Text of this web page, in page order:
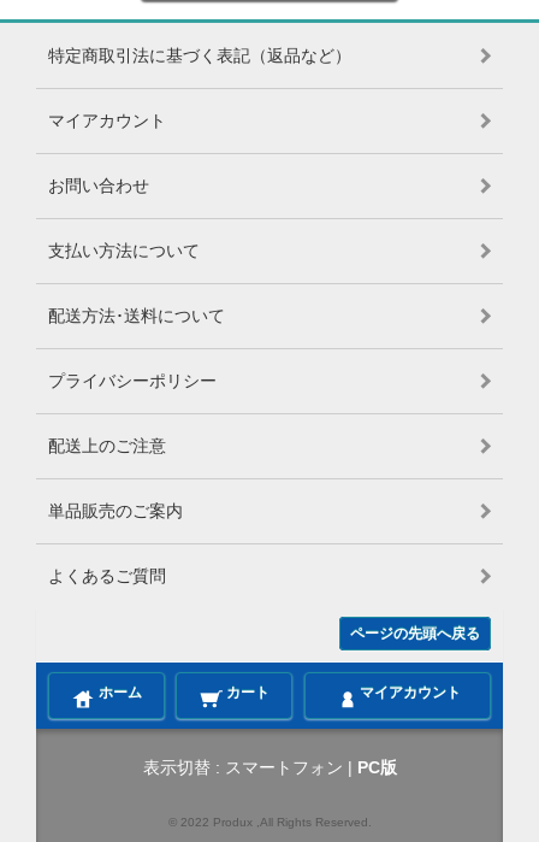
特定商取引法に基づく表記（返品など）
マイアカウント
お問い合わせ
支払い方法について
配送方法･送料について
プライバシーポリシー
配送上のご注意
単品販売のご案内
よくあるご質問
ページの先頭へ戻る
ホーム カート マイアカウント
表示切替 : スマートフォン | PC版
© 2022 Produx ,All Rights Reserved.